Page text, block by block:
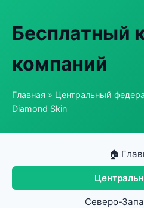
Бесплатный
компаний
Главная » Центральный
Diamond Skin
🏠
Северо-